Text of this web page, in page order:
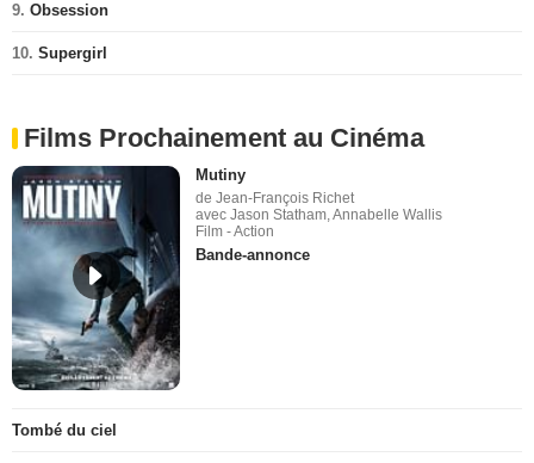
9. Obsession
10. Supergirl
Films Prochainement au Cinéma
Mutiny
de Jean-François Richet
avec Jason Statham, Annabelle Wallis
Film - Action
Bande-annonce
Tombé du ciel